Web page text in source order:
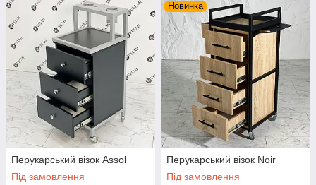
Перукарський візок Assol
Під замовлення
Новинка
Перукарський візок Noir
Під замовлення